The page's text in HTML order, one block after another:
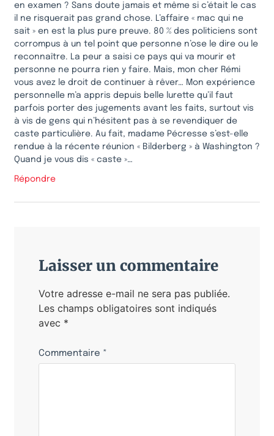
en examen ? Sans doute jamais et même si c’était le cas
il ne risquerait pas grand chose. L’affaire « mac qui ne
sait » en est la plus pure preuve. 80 % des politiciens sont
corrompus à un tel point que personne n’ose le dire ou le
reconnaître. La peur a saisi ce pays qui va mourir et
personne ne pourra rien y faire. Mais, mon cher Rémi
vous avez le droit de continuer à rêver… Mon expérience
personnelle m’a appris depuis belle lurette qu’il faut
parfois porter des jugements avant les faits, surtout vis
à vis de gens qui n’hésitent pas à se revendiquer de
caste particulière. Au fait, madame Pécresse s’est-elle
rendue à la récente réunion « Bilderberg » à Washington ?
Quand je vous dis « caste »…
Répondre
Laisser un commentaire
Votre adresse e-mail ne sera pas publiée.
Les champs obligatoires sont indiqués
avec *
Commentaire *